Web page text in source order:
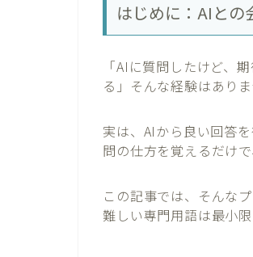
はじめに：AIと
「AIに質問したけど、
る」そんな経験はあり
実は、AIから良い回答
問の仕方を覚えるだけ
この記事では、そんな
難しい専門用語は最小